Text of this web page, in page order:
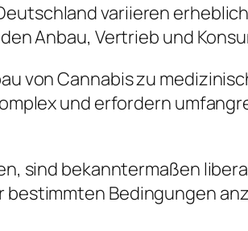
variieren
Anbau, Vertrieb und
von Cannabis zu
und erfordern
sind bekanntermaßen
Bedingungen